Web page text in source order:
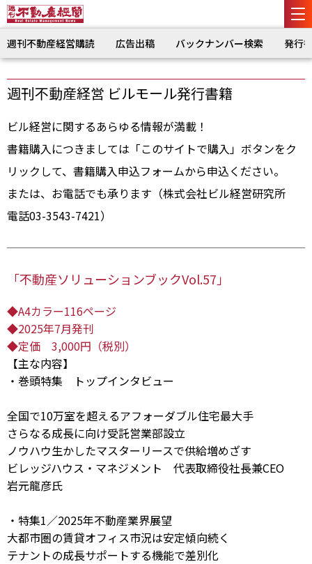
週刊不動産経営購読 広告出稿 バックナンバー検索 発行
週刊不動産経営 ビルモール発行書籍
ビル経営に関するあらゆる情報が満載！
書籍購入につきましては「このサイトで購入」ボタンをク
リックして、書籍購入申込フォームから申込ください。
または、お電話でも承ります（株式会社ビル経営研究所
電話03-3543-7421）
「不動産ソリューションブックVol.57」
◆A4カラー116ページ
◆2025年7月発刊
◆定価 3,000円（税別）
【主な内容】
・巻頭特集 トップインタビュー
全国で10万室を超えるアフォーダブル住宅最大手
さらなる成長に向け受託営業部設立
ノウハウ生かしたマスターリースで供給増めざす
ビレッジハウス・マネジメント 代表取締役社長兼CEO
岩元龍彦氏
・特集1／2025年不動産業界展望
大都市圏の賃貸オフィス市況は安定傾向続く
テナントの成長サポートする機能で差別化